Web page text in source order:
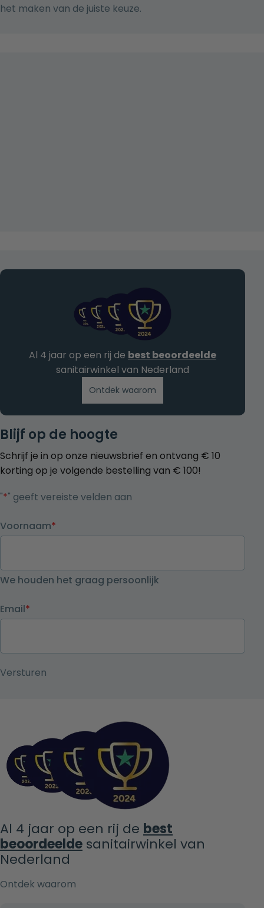
het maken van de juiste keuze.
Blijf op de hoogte
Schrijf je in op onze nieuwsbrief en ontvang € 10
korting op je volgende bestelling van € 100!
"*" geeft vereiste velden aan
Voornaam*
We houden het graag persoonlijk
Email*
Al 4 jaar op een rij de best beoordeelde
sanitairwinkel van Nederland
Ontdek waarom
Al 4 jaar op een rij de best
beoordeelde sanitairwinkel van
Nederland
Ontdek waarom